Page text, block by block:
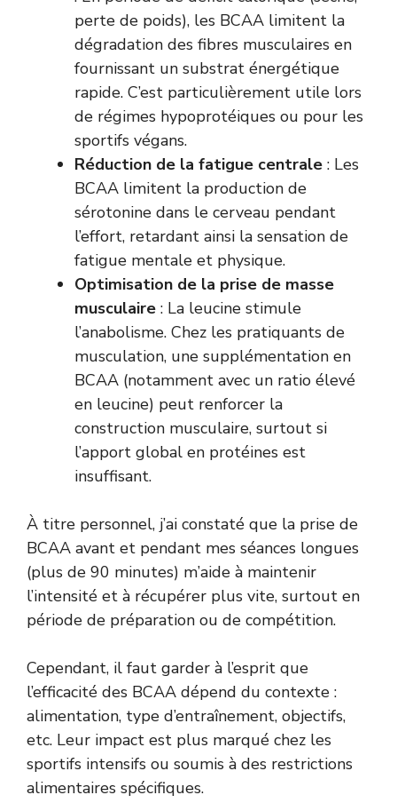
perte de poids), les BCAA limitent la
dégradation des fibres musculaires en
fournissant un substrat énergétique
rapide. C’est particulièrement utile lors
de régimes hypoprotéiques ou pour les
sportifs végans.
Réduction de la fatigue centrale : Les
BCAA limitent la production de
sérotonine dans le cerveau pendant
l’effort, retardant ainsi la sensation de
fatigue mentale et physique.
Optimisation de la prise de masse
musculaire : La leucine stimule
l’anabolisme. Chez les pratiquants de
musculation, une supplémentation en
BCAA (notamment avec un ratio élevé
en leucine) peut renforcer la
construction musculaire, surtout si
l’apport global en protéines est
insuffisant.
À titre personnel, j’ai constaté que la prise de
BCAA avant et pendant mes séances longues
(plus de 90 minutes) m’aide à maintenir
l’intensité et à récupérer plus vite, surtout en
période de préparation ou de compétition.
Cependant, il faut garder à l’esprit que
l’efficacité des BCAA dépend du contexte :
alimentation, type d’entraînement, objectifs,
etc. Leur impact est plus marqué chez les
sportifs intensifs ou soumis à des restrictions
alimentaires spécifiques.